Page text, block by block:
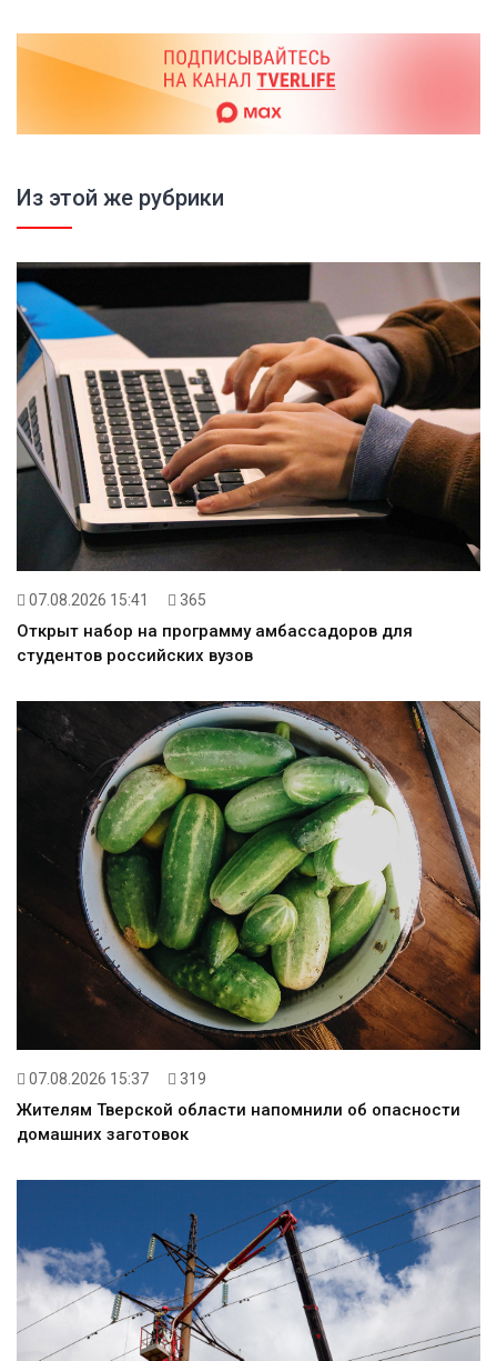
Из этой же рубрики
07.08.2026 15:41 365
Открыт набор на программу амбассадоров для
студентов российских вузов
07.08.2026 15:37 319
Жителям Тверской области напомнили об опасности
домашних заготовок